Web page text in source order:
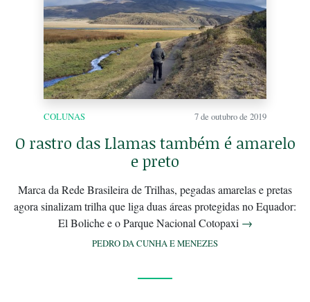
COLUNAS 7 de outubro de 2019
O rastro das Llamas também é amarelo
e preto
Marca da Rede Brasileira de Trilhas, pegadas amarelas e pretas
agora sinalizam trilha que liga duas áreas protegidas no Equador:
El Boliche e o Parque Nacional Cotopaxi →
PEDRO DA CUNHA E MENEZES